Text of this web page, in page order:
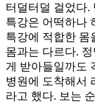
터덜터덜 걸었다.
특강은 어떡하나
특강에 적합한 몸
몸과는 다르다.
게 받아들일까도
병원에 도착해서
라고 했다. 보는